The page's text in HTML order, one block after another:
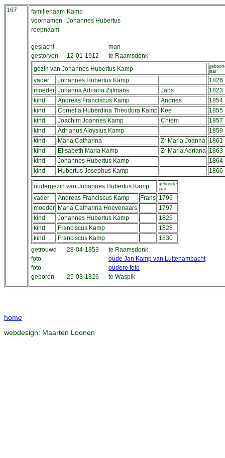
167 familienaam Kamp
voornamen
Johannes Hubertus
roepnaam
geslacht
man
gestorven
12-01-1912
te Raamsdonk
gezin van Johannes Hubertus Kamp
jaar
vader Johannes Hubertus Kamp
1826
moeder Johanna Adriana Zijlmans Jans
1823
kind
Andreas Franciscus Kamp Andries
1854
kind
Cornelia Huberdina Theodora Kamp Kee
1855
kind
Joachim Joannes Kamp Chiem
1857
kind
Adrianus Aloysius Kamp
1859
kind
Maria Catharina Zr Maria Joanna 1861
kind
Elisabeth Maria Kamp Zr Maria Adriana 1863
kind
Johannes Hubertus Kamp
1864
kind
Hubertus Josephus Kamp 1866
oudergezin van Johannes Hubertus Kamp
geboorte
jaar
vader Andreas Franciscus Kamp Frans 1796
moeder Maria Catharina Hoevenaars
1797
kind
Johannes Hubertus Kamp
1826
kind
Franciscus Kamp
1828
kind
Franciscus Kamp
1830
getrouwd
28-04-1853
te Raamsdonk
foto
oude Jan Kamp van Luitenambacht
foto
oudere foto
geboren
25-03-1826 te Waspik
home
webdesign: Maarten Loonen